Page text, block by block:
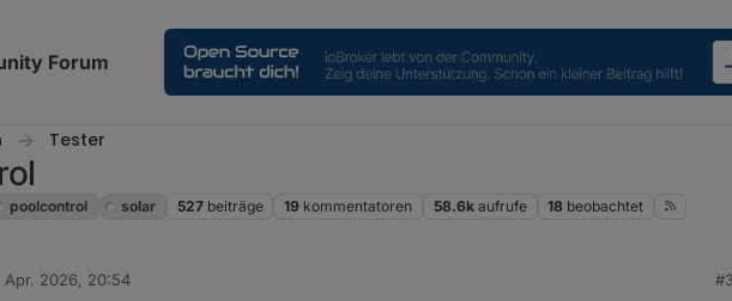
Forum
Tester
poolcontrol solar 527 beiträge 19 kommentatoren 58.6k aufrufe 18 beobachtet
Apr. 2026, 20:54